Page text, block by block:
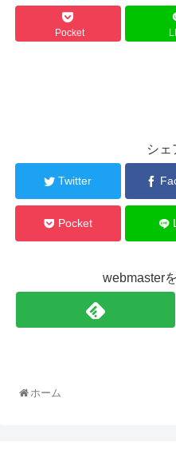
Pocket
シェ
Twitter
Pocket
webmaster
ホーム